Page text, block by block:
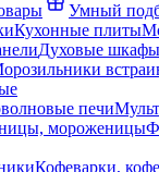
Умный
Кухонные плиты
Духовые шкафы
печи
мороженицы
Кофеварки,